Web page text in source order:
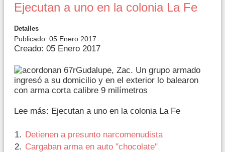
Ejecutan a uno en la colonia La Fe
Detalles
Publicado: 05 Enero 2017
Creado: 05 Enero 2017
Gudalupe, Zac. Un grupo armado
ingresó a su domicilio y en el exterior lo balearon
con arma corta calibre 9 milímetros
Lee más: Ejecutan a uno en la colonia La Fe
Detienen a presunto narcomenudista
Cargaban arma en auto "chocolate"